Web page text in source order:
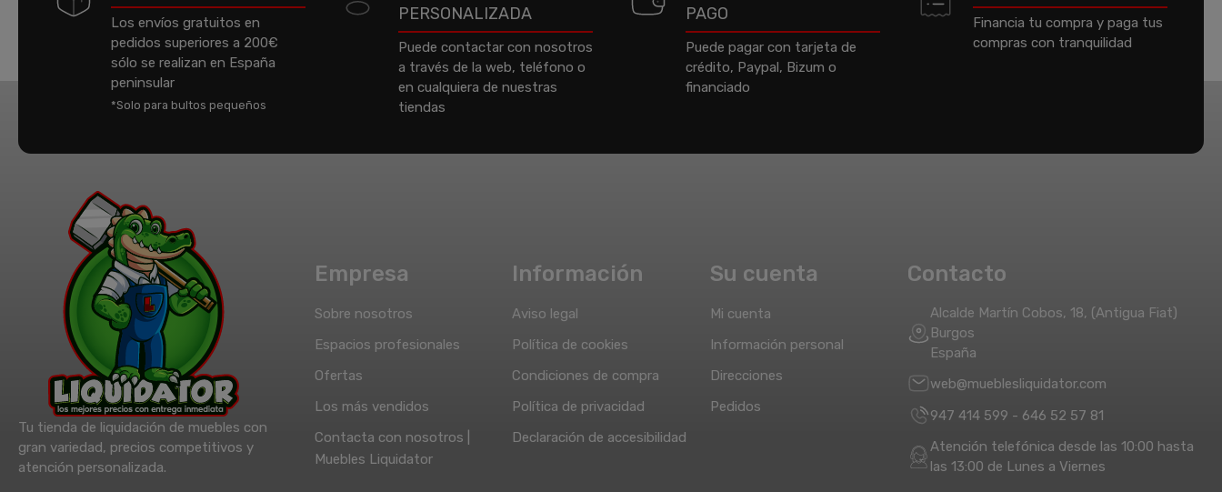
Los envíos gratuitos en
pedidos superiores a 200€
sólo se realizan en España
peninsular
*Solo para bultos pequeños
PERSONALIZADA
Puede contactar con nosotros
a través de la web, teléfono o
en cualquiera de nuestras
tiendas
PAGO
Puede pagar con tarjeta de
crédito, Paypal, Bizum o
financiado
Financia tu compra y paga tus
compras con tranquilidad
Tu tienda de liquidación de muebles con
gran variedad, precios competitivos y
atención personalizada.
Empresa
Sobre nosotros
Espacios profesionales
Ofertas
Los más vendidos
Contacta con nosotros |
Muebles Liquidator
Información
Aviso legal
Política de cookies
Condiciones de compra
Política de privacidad
Declaración de accesibilidad
Su cuenta
Mi cuenta
Información personal
Direcciones
Pedidos
Contacto
Alcalde Martín Cobos, 18, (Antigua Fiat)
Burgos
España
web@mueblesliquidator.com
947 414 599 - 646 52 57 81
Atención telefónica desde las 10:00 hasta
las 13:00 de Lunes a Viernes